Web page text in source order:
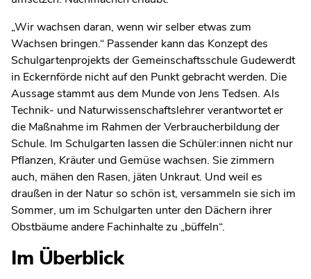
„Wir wachsen daran, wenn wir selber etwas zum
Wachsen bringen.“ Passender kann das Konzept des
Schulgartenprojekts der Gemeinschaftsschule Gudewerdt
in Eckernförde nicht auf den Punkt gebracht werden. Die
Aussage stammt aus dem Munde von Jens Tedsen. Als
Technik- und Naturwissenschaftslehrer verantwortet er
die Maßnahme im Rahmen der Verbraucherbildung der
Schule. Im Schulgarten lassen die Schüler:innen nicht nur
Pflanzen, Kräuter und Gemüse wachsen. Sie zimmern
auch, mähen den Rasen, jäten Unkraut. Und weil es
draußen in der Natur so schön ist, versammeln sie sich im
Sommer, um im Schulgarten unter den Dächern ihrer
Obstbäume andere Fachinhalte zu „büffeln“.
Im Überblick